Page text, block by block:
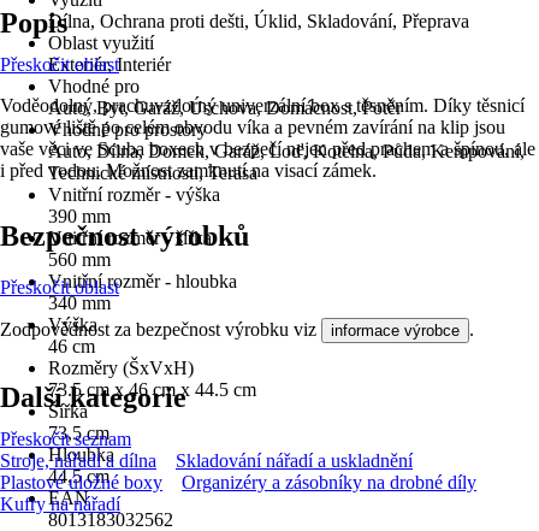
Dílna, Ochrana proti dešti, Úklid, Skladování, Přeprava
Oblast využití
Exteriér, Interiér
Vhodné pro
Auto, Byt, Garáž, Úschova, Domácnost, Potěr
Vhodné pro prostory
Auto, Dílna, Domek, Garáž, Loď, Kotelna, Půda, Kempování,
Technické místnosti, Terasa
Vnitřní rozměr - výška
390 mm
Vnitřní rozměr - šířka
560 mm
Vnitřní rozměr - hloubka
340 mm
Výška
46 cm
Rozměry (ŠxVxH)
73.5 cm x 46 cm x 44.5 cm
Šířka
73,5 cm
Hloubka
44,5 cm
EAN
8013183032562
Popis
Přeskočit oblast
Voděodolný, prachuvzdorný univerzální box s těsněním. Díky těsnicí
gumové liště po celém obvodu víka a pevném zavírání na klip jsou
vaše věci ve Scuba boxech v bezpečí nejen před prachem a špínou, ale
i před vodou. Možnost zamknutí na visací zámek.
Bezpečnost výrobků
Přeskočit oblast
Zodpovědnost za bezpečnost výrobku viz informace výrobce .
Další kategorie
Přeskočit seznam
Stroje, nářadí a dílna
Skladování nářadí a uskladnění
Plastové úložné boxy
Organizéry a zásobníky na drobné díly
Kufry na nářadí